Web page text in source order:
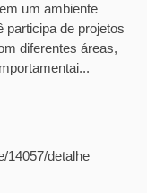
um ambiente
participa de projetos
diferentes áreas,
14057/detalhe